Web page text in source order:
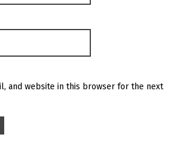
and website in this browser for the next